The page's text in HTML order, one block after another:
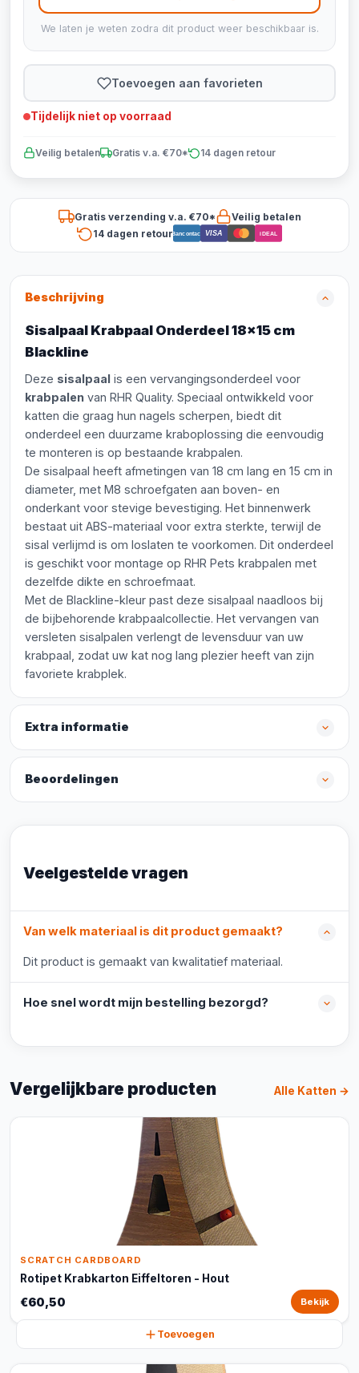
We laten je weten zodra dit product weer beschikbaar is.
Toevoegen aan favorieten
Tijdelijk niet op voorraad
Veilig betalen Gratis v.a. €70* 14 dagen retour
Gratis verzending v.a. €70*
Veilig betalen
14 dagen retourBancontact VISA iDEAL
Beschrijving
Sisalpaal Krabpaal Onderdeel 18x15 cm
Blackline
Deze sisalpaal is een vervangingsonderdeel voor
krabpalen van RHR Quality. Speciaal ontwikkeld voor
katten die graag hun nagels scherpen, biedt dit
onderdeel een duurzame kraboplossing die eenvoudig
te monteren is op bestaande krabpalen.
De sisalpaal heeft afmetingen van 18 cm lang en 15 cm in
diameter, met M8 schroefgaten aan boven- en
onderkant voor stevige bevestiging. Het binnenwerk
bestaat uit ABS-materiaal voor extra sterkte, terwijl de
sisal verlijmd is om loslaten te voorkomen. Dit onderdeel
is geschikt voor montage op RHR Pets krabpalen met
dezelfde dikte en schroefmaat.
Met de Blackline-kleur past deze sisalpaal naadloos bij
de bijbehorende krabpaalcollectie. Het vervangen van
versleten sisalpalen verlengt de levensduur van uw
krabpaal, zodat uw kat nog lang plezier heeft van zijn
favoriete krabplek.
Extra informatie
Beoordelingen
Veelgestelde vragen
Van welk materiaal is dit product gemaakt?
Dit product is gemaakt van kwalitatief materiaal.
Hoe snel wordt mijn bestelling bezorgd?
Vergelijkbare producten Alle Katten →
SCRATCH CARDBOARD
Rotipet Krabkarton Eiffeltoren - Hout
€60,50 Bekijk
Toevoegen